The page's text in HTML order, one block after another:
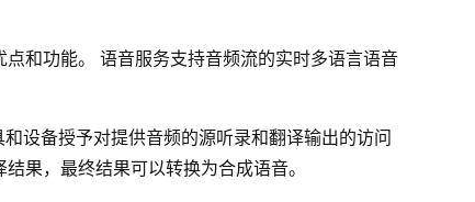
和功能。 语音服务支持音频流的实时多语言语音
设备授予对提供音频的源听录和翻译输出的访问
果，最终结果可以转换为合成语音。